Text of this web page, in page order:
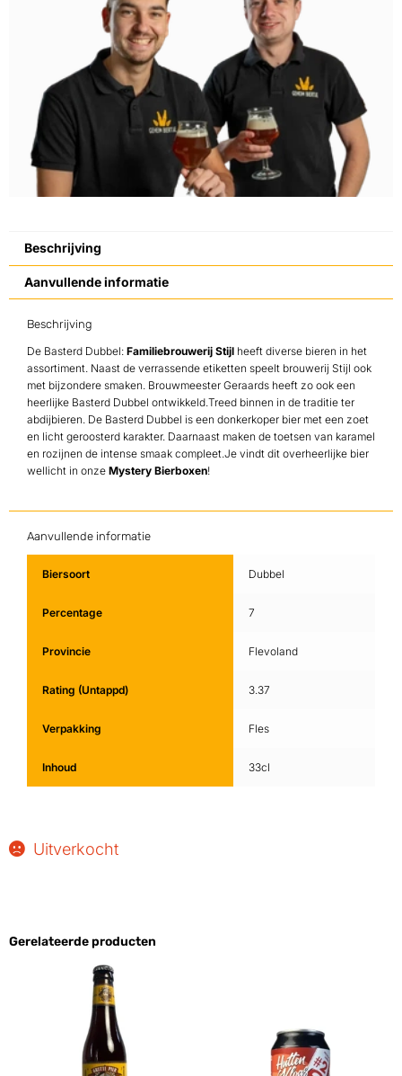
Beschrijving
Aanvullende informatie
Beschrijving
De Basterd Dubbel: Familiebrouwerij Stijl heeft diverse bieren in het
assortiment. Naast de verrassende etiketten speelt brouwerij Stijl ook
met bijzondere smaken. Brouwmeester Geraards heeft zo ook een
heerlijke Basterd Dubbel ontwikkeld.Treed binnen in de traditie ter
abdijbieren. De Basterd Dubbel is een donkerkoper bier met een zoet
en licht geroosterd karakter. Daarnaast maken de toetsen van karamel
en rozijnen de intense smaak compleet.Je vindt dit overheerlijke bier
wellicht in onze Mystery Bierboxen!
Aanvullende informatie
Biersoort Dubbel
Percentage 7
Provincie Flevoland
Rating (Untappd) 3.37
Verpakking Fles
Inhoud 33cl
Uitverkocht
Gerelateerde producten